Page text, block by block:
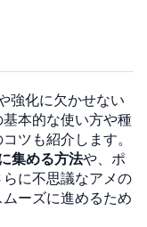
強化に欠かせない
本的な使い方や種
ツも紹介します。
集める方法や、ポ
に不思議なアメの
ーズに進めるため